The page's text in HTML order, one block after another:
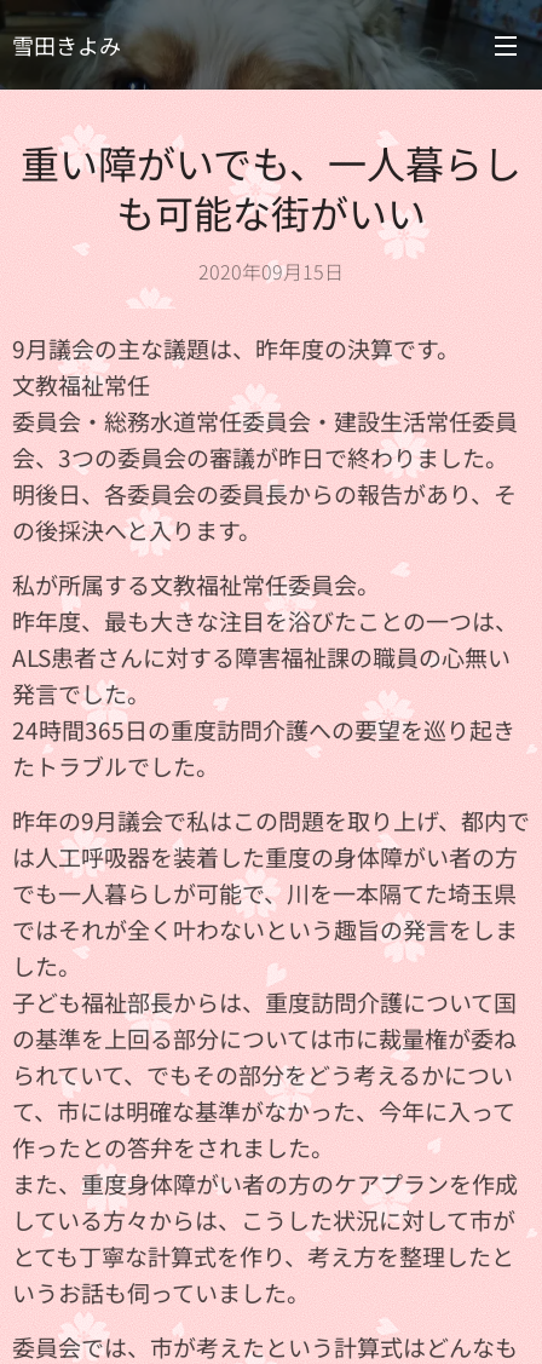
雪田きよみ
重い障がいでも、一人暮らし
も可能な街がいい
2020年09月15日
9月議会の主な議題は、昨年度の決算です。
文教福祉常任
委員会・総務水道常任委員会・建設生活常任委員
会、3つの委員会の審議が昨日で終わりました。
明後日、各委員会の委員長からの報告があり、そ
の後採決へと入ります。
私が所属する文教福祉常任委員会。
昨年度、最も大きな注目を浴びたことの一つは、
ALS患者さんに対する障害福祉課の職員の心無い
発言でした。
24時間365日の重度訪問介護への要望を巡り起き
たトラブルでした。
昨年の9月議会で私はこの問題を取り上げ、都内で
は人工呼吸器を装着した重度の身体障がい者の方
でも一人暮らしが可能で、川を一本隔てた埼玉県
ではそれが全く叶わないという趣旨の発言をしま
した。
子ども福祉部長からは、重度訪問介護について国
の基準を上回る部分については市に裁量権が委ね
られていて、でもその部分をどう考えるかについ
て、市には明確な基準がなかった、今年に入って
作ったとの答弁をされました。
また、重度身体障がい者の方のケアプランを作成
している方々からは、こうした状況に対して市が
とても丁寧な計算式を作り、考え方を整理したと
いうお話も伺っていました。
委員会では、市が考えたという計算式はどんなも